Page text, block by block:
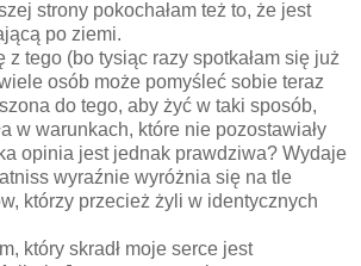
strony pokochałam też to, że jest
po ziemi.
tego (bo tysiąc razy spotkałam się już
osób może pomyśleć sobie teraz
do tego, aby żyć w taki sposób,
w warunkach, które nie pozostawiały
opinia jest jednak prawdziwa? Wydaje
wyraźnie wyróżnia się na tle
którzy przecież żyli w identycznych
który skradł moje serce jest